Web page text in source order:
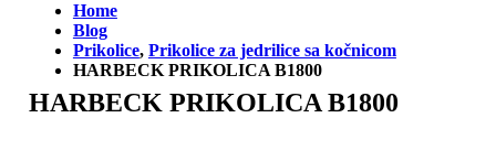
Home
Blog
Prikolice, Prikolice za jedrilice sa kočnicom
HARBECK PRIKOLICA B1800
HARBECK PRIKOLICA B1800